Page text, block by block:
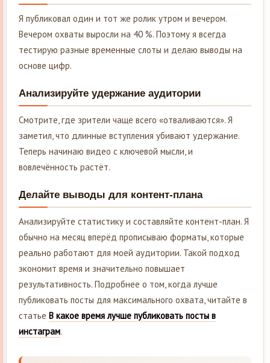
Я публиковал один и тот же ролик утром и вечером.
Вечером охваты выросли на 40 %. Поэтому я всегда
тестирую разные временные слоты и делаю выводы на
основе цифр.
Анализируйте удержание аудитории
Смотрите, где зрители чаще всего «отваливаются». Я
заметил, что длинные вступления убивают удержание.
Теперь начинаю видео с ключевой мысли, и
вовлечённость растёт.
Делайте выводы для контент-плана
Анализируйте статистику и составляйте контент-план. Я
обычно на месяц вперёд прописываю форматы, которые
реально работают для моей аудитории. Такой подход
экономит время и значительно повышает
результативность. Подробнее о том, когда лучше
публиковать посты для максимального охвата, читайте в
статье В какое время лучше публиковать посты в
инстаграм.